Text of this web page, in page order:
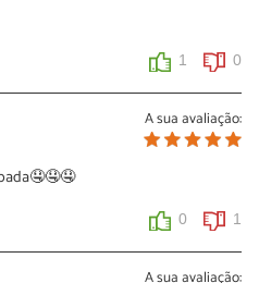
1 0
A sua avaliação:
0 1
A sua avaliação: